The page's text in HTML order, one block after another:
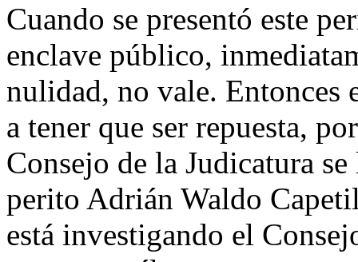
Cuando se presentó este
enclave público,
nulidad, no vale. Entonces
a tener que ser repuesta,
Consejo de la Judicatura
perito Adrián Waldo
está investigando el